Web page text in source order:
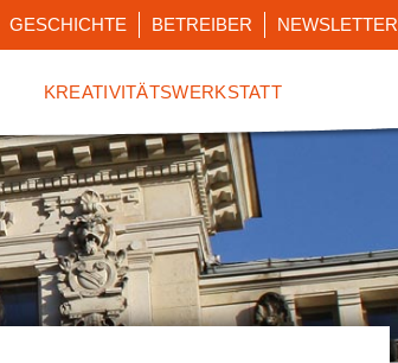
GESCHICHTE BETREIBER NEWSLETTER
KREATIVITÄTSWERKSTATT